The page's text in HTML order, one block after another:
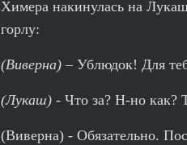
Химера накинулась на
горлу:
(Виверна) – Ублюдок! Для
(Лукаш) - Что за? Н-но как?
(Виверна) - Обязательно.